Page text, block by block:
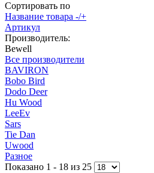
Сортировать по
Название товара -/+
Артикул
Производитель:
Bewell
Все производители
BAVIRON
Bobo Bird
Dodo Deer
Hu Wood
LeeEv
Sars
Tie Dan
Uwood
Разное
Показано 1 - 18 из 25